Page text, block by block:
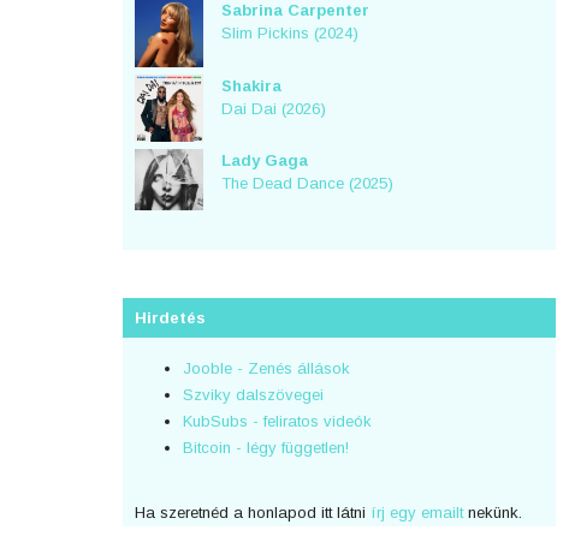
Sabrina Carpenter
Slim Pickins (2024)
Shakira
Dai Dai (2026)
Lady Gaga
The Dead Dance (2025)
Hirdetés
Jooble - Zenés állások
Szviky dalszövegei
KubSubs - feliratos videók
Bitcoin - légy független!
Ha szeretnéd a honlapod itt látni írj egy emailtnekünk.